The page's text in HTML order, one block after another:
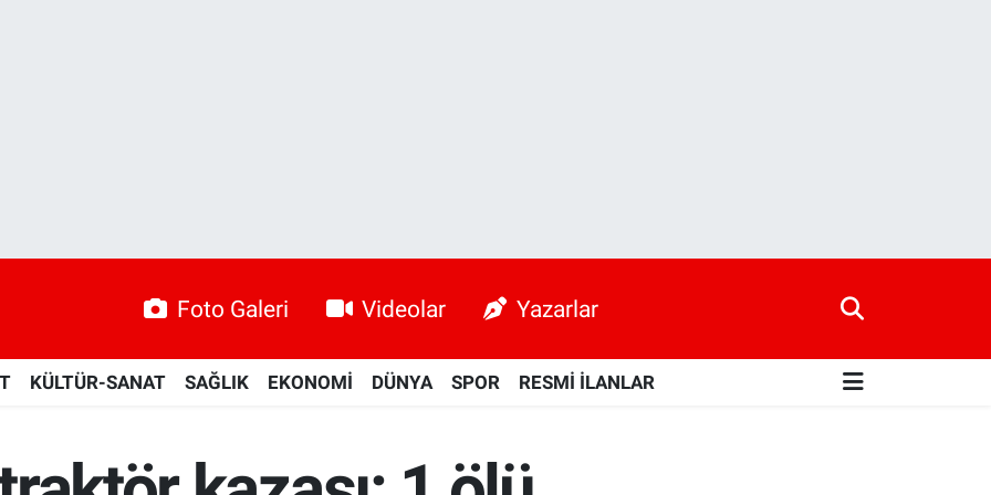
Foto Galeri Videolar Yazarlar
KÜLTÜR-SANAT SAĞLIK EKONOMİ DÜNYA SPOR RESMİ İLANLAR